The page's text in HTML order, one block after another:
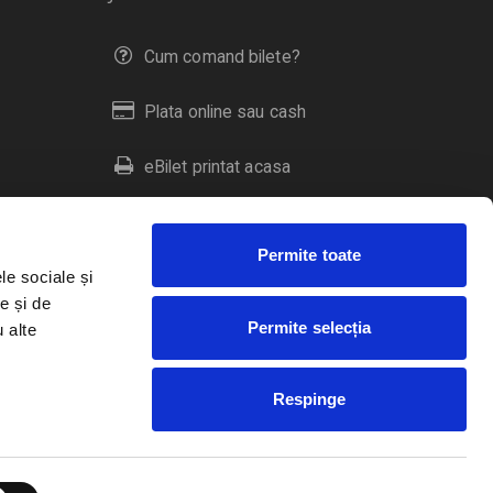
sociale și
și de
alte
Permite toate
Permite selecția
Respinge
Cum comand bilete?
Plata online sau cash
eBilet printat acasa
Livrare prin curier
Duplicare bilete